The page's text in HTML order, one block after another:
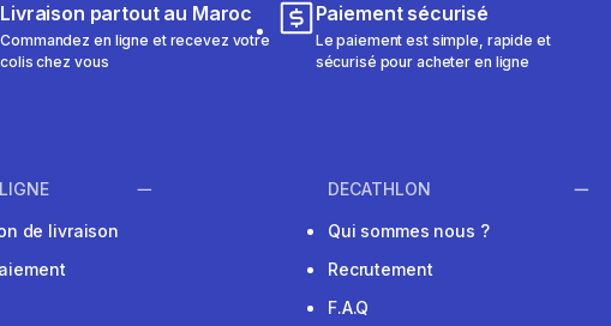
Livraison partout au Maroc
Commandez en ligne et recevez votre
colis chez vous
Paiement sécurisé
Le paiement est simple, rapide et
sécurisé pour acheter en ligne
de livraison
DECATHLON
Qui sommes nous ?
Recrutement
F.A.Q